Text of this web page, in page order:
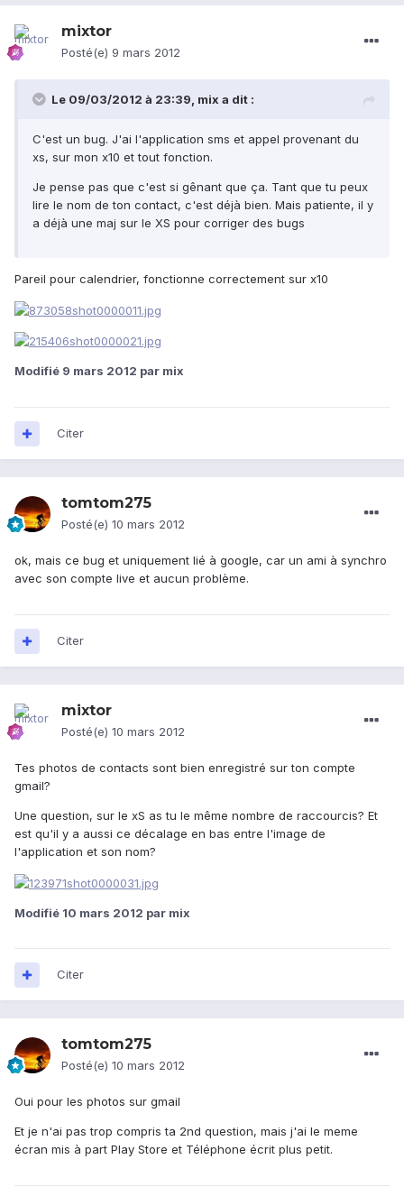
mixtor
Posté(e) 9 mars 2012
Le 09/03/2012 à 23:39, mix a dit :
C'est un bug. J'ai l'application sms et appel provenant du
xs, sur mon x10 et tout fonction.
Je pense pas que c'est si gênant que ça. Tant que tu peux
lire le nom de ton contact, c'est déjà bien. Mais patiente, il y
a déjà une maj sur le XS pour corriger des bugs
Pareil pour calendrier, fonctionne correctement sur x10
Modifié 9 mars 2012 par mix
Citer
tomtom275
Posté(e) 10 mars 2012
ok, mais ce bug et uniquement lié à google, car un ami à synchro
avec son compte live et aucun problème.
Citer
mixtor
Posté(e) 10 mars 2012
Tes photos de contacts sont bien enregistré sur ton compte
gmail?
Une question, sur le xS as tu le même nombre de raccourcis? Et
est qu'il y a aussi ce décalage en bas entre l'image de
l'application et son nom?
Modifié 10 mars 2012 par mix
Citer
tomtom275
Posté(e) 10 mars 2012
Oui pour les photos sur gmail
Et je n'ai pas trop compris ta 2nd question, mais j'ai le meme
écran mis à part Play Store et Téléphone écrit plus petit.